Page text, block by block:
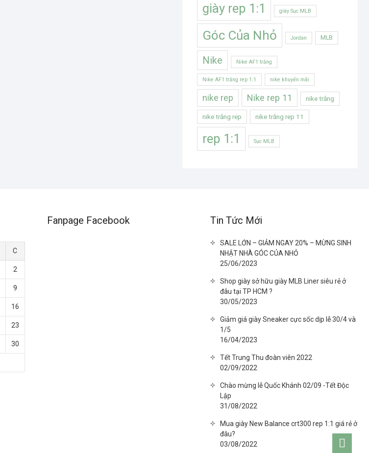
giày rep 1:1 giày Sục MLB
Góc Của Nhỏ Jordan MLB
Nike Nike AF1 trắng
Nike AF1 trắng rep 1:1 nike khuyến mãi
nike rep Nike rep 11 nike trắng
nike trắng rep nike trắng rep 11
rep 1:1 Sục MLB
C
2
9
16
23
30
Fanpage Facebook Tin Tức Mới
SALE LỚN – GIẢM NGAY 20% – MỪNG SINH
NHẬT NHÀ GÓC CỦA NHỎ
25/06/2023
Shop giày sở hữu giày MLB Liner siêu rẻ ở
đâu tại TP HCM ?
30/05/2023
Giảm giá giày Sneaker cực sốc dịp lễ 30/4 và
1/5
16/04/2023
Tết Trung Thu đoàn viên 2022
02/09/2022
Chào mừng lễ Quốc Khánh 02/09 -Tết Độc
Lập
31/08/2022
Mua giày New Balance crt300 rep 1:1 giá rẻ ở
đâu?
03/08/2022
Go
to